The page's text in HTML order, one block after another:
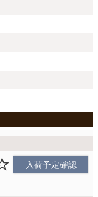
入荷予定確認